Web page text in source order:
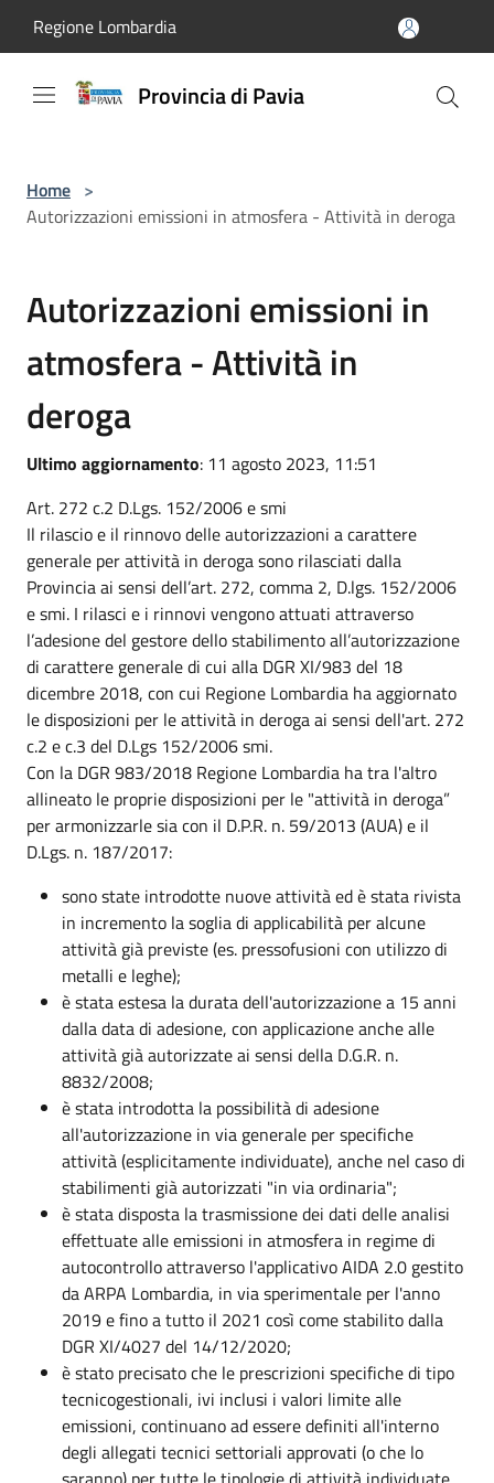
Regione Lombardia
Provincia di Pavia
Home >
Autorizzazioni emissioni in atmosfera - Attività in deroga
Autorizzazioni emissioni in
atmosfera - Attività in
deroga
Ultimo aggiornamento: 11 agosto 2023, 11:51
Art. 272 c.2 D.Lgs. 152/2006 e smi
Il rilascio e il rinnovo delle autorizzazioni a carattere
generale per attività in deroga sono rilasciati dalla
Provincia ai sensi dell’art. 272, comma 2, D.lgs. 152/2006
e smi. I rilasci e i rinnovi vengono attuati attraverso
l’adesione del gestore dello stabilimento all’autorizzazione
di carattere generale di cui alla DGR XI/983 del 18
dicembre 2018, con cui Regione Lombardia ha aggiornato
le disposizioni per le attività in deroga ai sensi dell'art. 272
c.2 e c.3 del D.Lgs 152/2006 smi.
Con la DGR 983/2018 Regione Lombardia ha tra l'altro
allineato le proprie disposizioni per le "attività in deroga”
per armonizzarle sia con il D.P.R. n. 59/2013 (AUA) e il
D.Lgs. n. 187/2017:
sono state introdotte nuove attività ed è stata rivista
in incremento la soglia di applicabilità per alcune
attività già previste (es. pressofusioni con utilizzo di
metalli e leghe);
è stata estesa la durata dell'autorizzazione a 15 anni
dalla data di adesione, con applicazione anche alle
attività già autorizzate ai sensi della D.G.R. n.
8832/2008;
è stata introdotta la possibilità di adesione
all'autorizzazione in via generale per specifiche
attività (esplicitamente individuate), anche nel caso di
stabilimenti già autorizzati "in via ordinaria";
è stata disposta la trasmissione dei dati delle analisi
effettuate alle emissioni in atmosfera in regime di
autocontrollo attraverso l'applicativo AIDA 2.0 gestito
da ARPA Lombardia, in via sperimentale per l'anno
2019 e fino a tutto il 2021 così come stabilito dalla
DGR XI/4027 del 14/12/2020;
è stato precisato che le prescrizioni specifiche di tipo
tecnicogestionali, ivi inclusi i valori limite alle
emissioni, continuano ad essere definiti all'interno
degli allegati tecnici settoriali approvati (o che lo